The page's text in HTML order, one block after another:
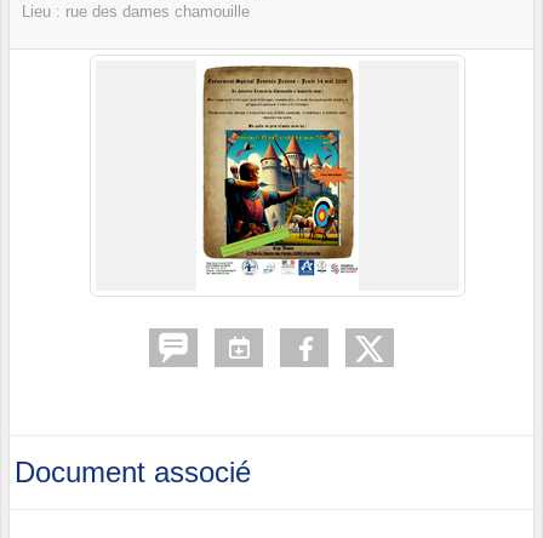
Lieu : rue des dames chamouille
Document associé